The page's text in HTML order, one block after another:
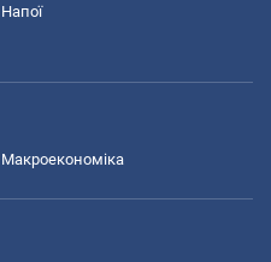
Напої
Макроекономіка